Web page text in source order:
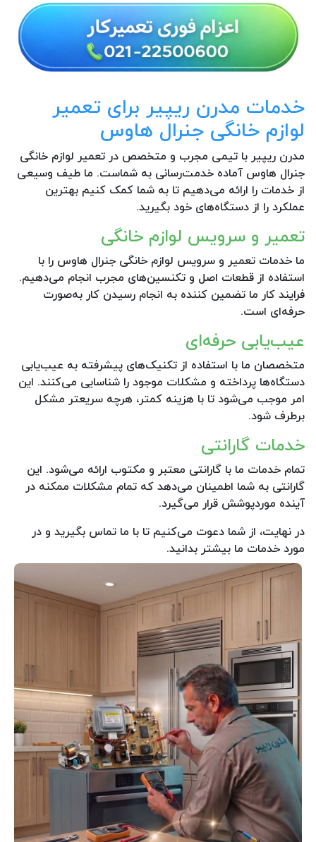
خدمات مدرن ریپیر برای تعمیر
لوازم خانگی جنرال هاوس
مدرن ریپیر با تیمی مجرب و متخصص در تعمیر لوازم خانگی
جنرال هاوس آماده خدمت‌رسانی به شماست. ما طیف وسیعی
از خدمات را ارائه می‌دهیم تا به شما کمک کنیم بهترین
عملکرد را از دستگاه‌های خود بگیرید.
تعمیر و سرویس لوازم خانگی
ما خدمات تعمیر و سرویس لوازم خانگی جنرال هاوس را با
استفاده از قطعات اصل و تکنسین‌های مجرب انجام می‌دهیم.
فرایند کار ما تضمین کننده به انجام رسیدن کار به‌صورت
حرفه‌ای است.
عیب‌یابی حرفه‌ای
متخصصان ما با استفاده از تکنیک‌های پیشرفته به عیب‌یابی
دستگاه‌ها پرداخته و مشکلات موجود را شناسایی می‌کنند. این
امر موجب می‌شود تا با هزینه کمتر، هرچه سریعتر مشکل
برطرف شود.
خدمات گارانتی
تمام خدمات ما با گارانتی معتبر و مکتوب ارائه می‌شود. این
گارانتی به شما اطمینان می‌دهد که تمام مشکلات ممکنه در
آینده موردپوشش قرار می‌گیرد.
در نهایت، از شما دعوت می‌کنیم تا با ما تماس بگیرید و در
مورد خدمات ما بیشتر بدانید.